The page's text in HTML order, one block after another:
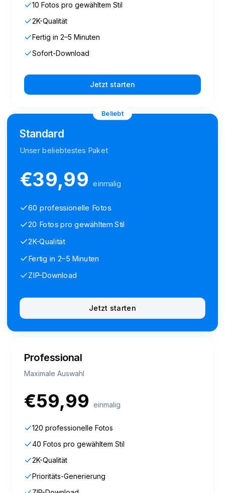
10 Fotos pro gewähltem Stil
2K-Qualität
Fertig in 2–5 Minuten
Sofort-Download
Jetzt starten
Beliebt
Standard
Unser beliebtestes Paket
€39,99 einmalig
60 professionelle Fotos
20 Fotos pro gewähltem Stil
2K-Qualität
Fertig in 2–5 Minuten
ZIP-Download
Jetzt starten
Professional
Maximale Auswahl
€59,99 einmalig
120 professionelle Fotos
40 Fotos pro gewähltem Stil
2K-Qualität
Prioritäts-Generierung